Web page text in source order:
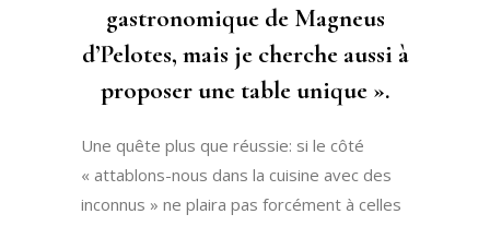
gastronomique de Magneus
d’Pelotes, mais je cherche aussi à
proposer une table unique ».
Une quête plus que réussie: si le côté
« attablons-nous dans la cuisine avec des
inconnus » ne plaira pas forcément à celles